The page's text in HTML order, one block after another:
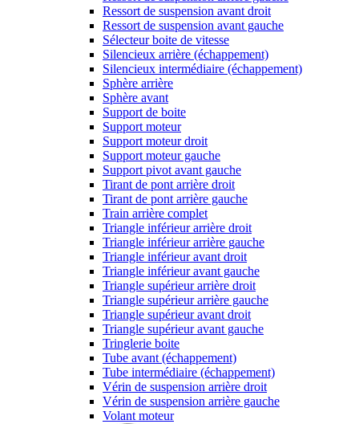
Ressort de suspension avant droit
Ressort de suspension avant gauche
Sélecteur boite de vitesse
Silencieux arrière (échappement)
Silencieux intermédiaire (échappement)
Sphère arrière
Sphère avant
Support de boite
Support moteur
Support moteur droit
Support moteur gauche
Support pivot avant gauche
Tirant de pont arrière droit
Tirant de pont arrière gauche
Train arrière complet
Triangle inférieur arrière droit
Triangle inférieur arrière gauche
Triangle inférieur avant droit
Triangle inférieur avant gauche
Triangle supérieur arrière droit
Triangle supérieur arrière gauche
Triangle supérieur avant droit
Triangle supérieur avant gauche
Tringlerie boite
Tube avant (échappement)
Tube intermédiaire (échappement)
Vérin de suspension arrière droit
Vérin de suspension arrière gauche
Volant moteur